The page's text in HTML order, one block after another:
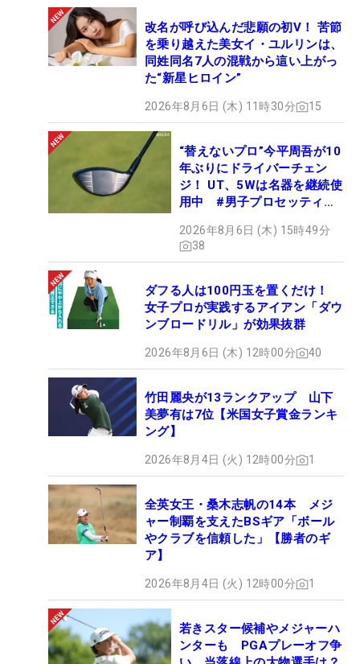
改名が呼び込んだ悲願の初V！ 苦節
を乗り越えた美女イ・ユルリンは、
同姓同名7人の混戦から這い上がっ
た“新星ヒロイン”
2026年8月6日 (木) 11時30分 15
“替えないプロ”今平周吾が10
年ぶりにドライバーチェン
ジ！ UT、5Wは名器を継続使
用中 #男子プロセッティン
2026年8月6日 (木) 15時49分
38
ダフる人は100円玉を置くだけ！
女子プロが実践するアイアン「ダウ
ンブロードリル」が効果抜群
2026年8月6日 (木) 12時00分 40
竹田麗央が13ランクアップ 山下
美夢有は7位【米国女子賞金ランキ
ング】
2026年8月4日 (火) 12時00分 1
全英女王・桑木志帆の14本 メジ
ャー制覇を支えたBSギア「ボール
やクラブを信頼した」【勝者のギ
ア】
2026年8月4日 (火) 12時00分 1
若きスター候補やメジャーハ
ンターも PGAプレーオフ争